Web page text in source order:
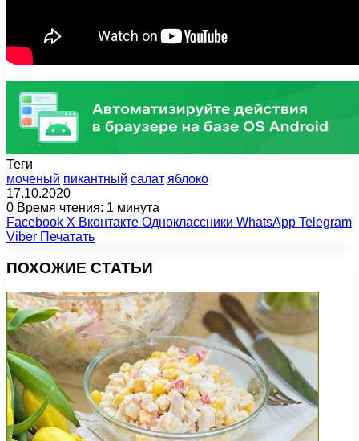
Теги
моченый пикантный салат яблоко
17.10.2020
0 Время чтения: 1 минута
Facebook X Вконтакте Одноклассники WhatsApp Telegram
Viber Печатать
ПОХОЖИЕ СТАТЬИ